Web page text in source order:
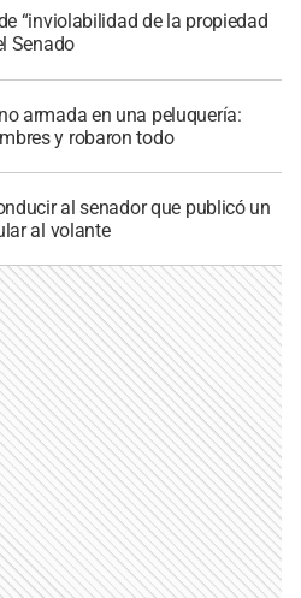
“inviolabilidad de la propiedad
Senado
armada en una peluquería:
y robaron todo
al senador que publicó un
al volante